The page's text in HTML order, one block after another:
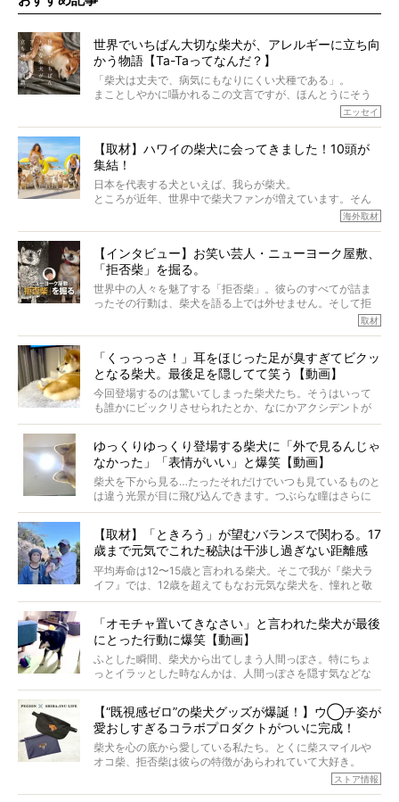
世界でいちばん大切な柴犬が、アレルギーに立ち向
かう物語【Ta-Taってなんだ？】
「柴犬は丈夫で、病気にもなりにくい犬種である」。
まことしやかに囁かれるこの文言ですが、ほんとうにそう
でも、いざそれぞれの個体を見ていくと、丈夫で病気にも
なりにくい、とは言えないような気もするのです。
実際に「病気にならない」などということはないし、飼い
主はそのためにやるべきことがある。
今回は、柴犬に関わる方たちすべてに読んで欲しい、ある
語でした。
※文章はご本人の了承を得て編集しています
※画像はすべてイメージです
※この記事は個人の感想であり、効果・効能を示すものではありません
エッセイ
【取材】ハワイの柴犬に会ってきました！10頭が
集結！
日本を代表する犬といえば、我らが柴犬。
ところが近年、世界中で柴犬ファンが増えています。そん
な中「柴犬ライフ」が目をつけたのは、南の楽園ハワイ。
そんな噂を聞きつけ、今回はハワイの柴犬たちを取材して
きました！
海外取材
【インタビュー】お笑い芸人・ニューヨーク屋敷、
「拒否柴」を掘る。
世界中の人々を魅了する「拒否柴」。彼らのすべてが詰ま
ったその行動は、柴犬を語る上では外せません。そして拒
否柴がここまで話題になるのは、“映える”ことも理由のひと
がるのでしょうか。
最近版画製作を始めた、お笑いコンビ「ニューヨーク」の
屋敷裕政さんに、拒否柴を掘っていただきました！ イン
タビューと合わせてご覧ください。
取材
「くっっっさ！」耳をほじった足が臭すぎてビクッ
となる柴犬。最後足を隠してて笑う【動画】
今回登場するのは驚いてしまった柴犬たち。そうはいって
も誰かにビックリさせられたとか、なにかアクシデントが
起きたとか、そういうことが原因ではありません。全ての
ゆっくりゆっくり登場する柴犬に「外で見るんじゃ
なかった」「表情がいい」と爆笑【動画】
柴犬を下から見る…たったそれだけでいつも見ているものと
は違う光景が目に飛び込んできます。つぶらな瞳はさらに
つぶらに見え、モフモフのお顔はさらにモフモフに見えま
【取材】「ときろう」が望むバランスで関わる。17
歳まで元気でこれた秘訣は干渉し過ぎない距離感
#38ときろう
平均寿命は12〜15歳と言われる柴犬。そこで我が『柴犬ラ
イフ』では、12歳を超えてもなお元気な柴犬を、憧れと敬
意を込めて“レジェンド柴”と呼んでいます。 この特集で
ォーカスし、その元気の秘訣や、老犬と暮らすうえで大切
だと思うことを、オーナーさんに語っていただきます。今
回登場してくれたのは、17歳のときろうくん。小さい頃か
ら食が細かったため、何でも食べさせてきたということで
「オモチャ置いてきなさい」と言われた柴犬が最後
にとった行動に爆笑【動画】
ふとした瞬間、柴犬から出てしまう人間っぽさ。特にちょ
っとイラッとした時なんかは、人間っぽさを隠す気などな
いように見えます。もしかして本当の本当は、中身は人間
【“既視感ゼロ”の柴犬グッズが爆誕！】ウ◯チ姿が
愛おしすぎるコラボプロダクトがついに完成！
柴犬を心の底から愛している私たち。とくに柴スマイルや
オコ柴、拒否柴は彼らの特徴があらわれていて大好き。
でもちょっと待て…もうひとつ、忘れてはならない愛おしい
ストア情報